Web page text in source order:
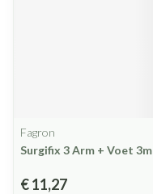
Fagron
Surgifix 3 Arm + Voet 3m
€ 11,27